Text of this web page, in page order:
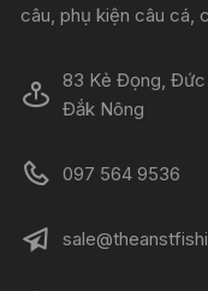
câu, phụ kiện câu cá,
83 Kẻ Đọng,
Đắk Nông
097 564 9536